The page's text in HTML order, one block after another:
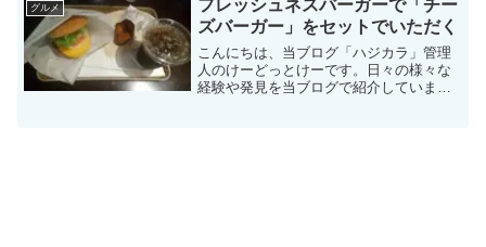
るお店やテイクアウトして家...
グルメ
フレッシュネスバーガーで「チー
ズバーガー」をセットでいただく
こんにちは、当ブログ「ハジカラ」管理
人のけーどっとけーです。日々の様々な
経験や発見を当ブログで紹介していま